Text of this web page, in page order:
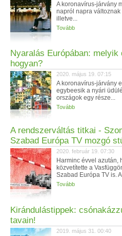
A koronavírus-járvány
napról napra
illetve...
Tovább
Nyaralás Európában:
hogyan?
2020. május 19. 07:15
A koronavírus-járvány
egybeesik a nyári
országok egy része...
Tovább
A rendszerváltás titkai -
Szabad Európa TV mozgó
2020. február 19. 07:30
Harminc évvel azután,
közvetítette a
Szabad Európa TV is.
Tovább
Kirándulástippek:
tavain!
2019. május 31. 00:40